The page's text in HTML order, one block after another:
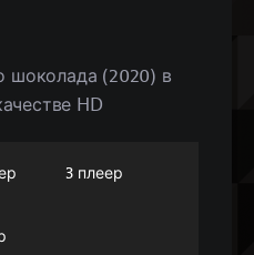
шоколада (2020) в
HD
3 плеер